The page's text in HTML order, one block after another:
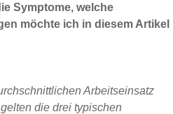
Symptome, welche
möchte ich in diesem Artikel
Arbeitseinsatz
die drei typischen